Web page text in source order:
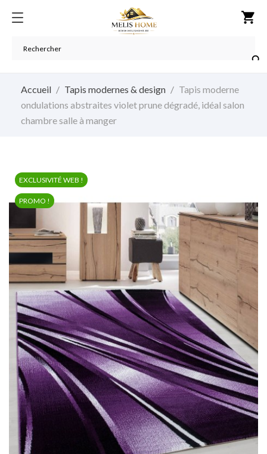
shopping_cart

Accueil Tapis modernes & design
Tapis moderne
ondulations abstraites violet prune dégradé, idéal salon
chambre salle à manger
EXCLUSIVITÉ WEB !
PROMO !